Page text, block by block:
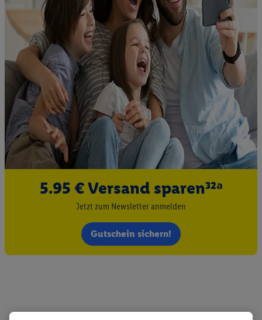
5.95 € Versand sparen³²ᵃ
Jetzt zum Newsletter anmelden
Gutschein sichern!